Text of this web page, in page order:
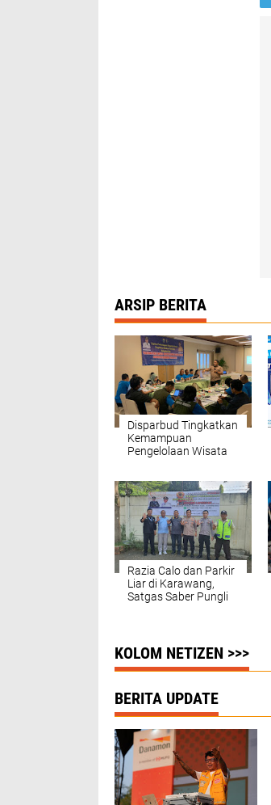
ARSIP BERITA
Disparbud Tingkatkan
Kemampuan
Pengelolaan Wisata
Razia Calo dan Parkir
Liar di Karawang,
Satgas Saber Pungli
KOLOM NETIZEN >>>
BERITA UPDATE